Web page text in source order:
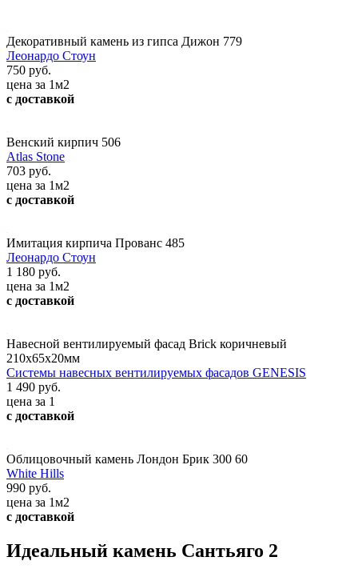
Декоративный камень из гипса Дижон 779
Леонардо Стоун
750 руб.
цена за 1м2
с доставкой
Венский кирпич 506
Atlas Stone
703 руб.
цена за 1м2
с доставкой
Имитация кирпича Прованс 485
Леонардо Стоун
1 180 руб.
цена за 1м2
с доставкой
Навесной вентилируемый фасад Brick коричневый
210х65х20мм
Системы навесных вентилируемых фасадов GENESIS
1 490 руб.
цена за 1
с доставкой
Облицовочный камень Лондон Брик 300 60
White Hills
990 руб.
цена за 1м2
с доставкой
Идеальный камень Сантьяго 2